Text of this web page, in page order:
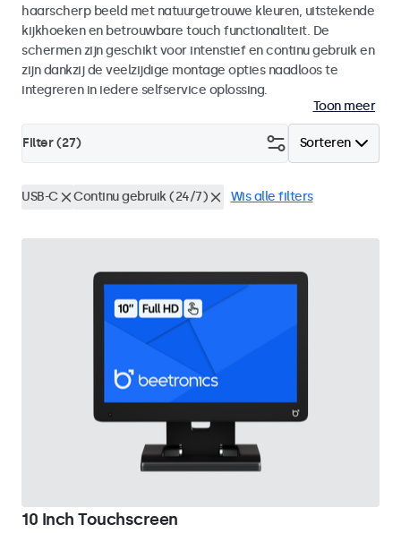
haarscherp beeld met natuurgetrouwe kleuren, uitstekende
kijkhoeken en betrouwbare touch functionaliteit. De
schermen zijn geschikt voor intenstief en continu gebruik en
zijn dankzij de veelzijdige montage opties naadloos te
integreren in iedere selfservice oplossing.
Toon meer
Sorteren
Filter (27)
USB-C Continu gebruik (24/7) Wis alle filters
10 Inch Touchscreen